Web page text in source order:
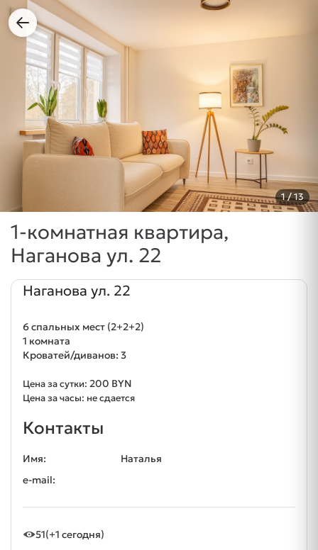
1/ 13
1-комнатная квартира,
Наганова ул. 22
Наганова ул. 22
6 спальных мест (2+2+2)
1 комната
Кроватей/диванов: 3
Цена за сутки: 200 BYN
Цена за часы: не сдается
Контакты
Имя:
Наталья
e-mail:
51(+1 сегодня)